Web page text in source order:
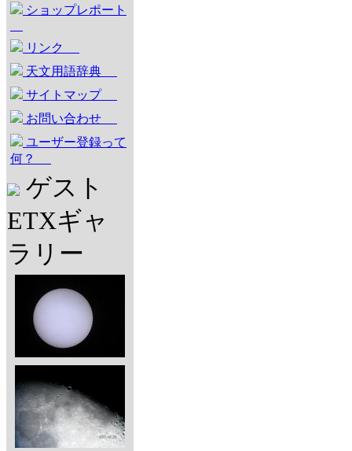
ショップレポート
リンク
天文用語辞典
サイトマップ
お問い合わせ
ユーザー登録って
何？
ゲスト
ETXギャ
ラリー